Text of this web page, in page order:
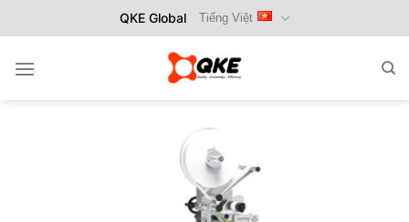
qua
dung
QKE Global Tiếng Việt